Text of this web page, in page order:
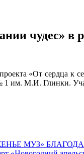
чудес» в
«От сердца к
1 им. М.И. Глинки.
МУЗ»